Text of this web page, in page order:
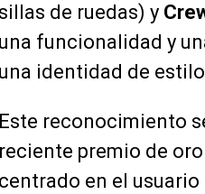
sillas de ruedas) y
una funcionalidad y
una identidad de
Este reconocimiento
reciente premio de
centrado en el usuario